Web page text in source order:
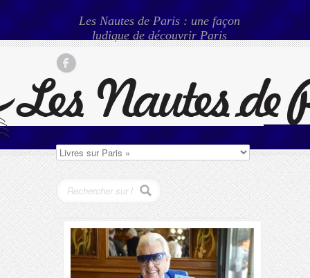
Les Nautes de Paris : une façon
ludique de découvrir Paris